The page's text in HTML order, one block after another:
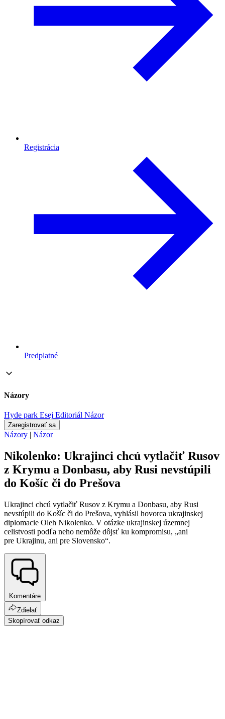
Registrácia
Predplatné
Názory
Hyde park Esej Editoriál Názor
Zaregistrovať sa
Názory | Názor
Nikolenko: Ukrajinci chcú vytlačiť Rusov
z Krymu a Donbasu, aby Rusi nevstúpili
do Košíc či do Prešova
Ukrajinci chcú vytlačiť Rusov z Krymu a Donbasu, aby Rusi
nevstúpili do Košíc či do Prešova, vyhlásil hovorca ukrajinskej
diplomacie Oleh Nikolenko. V otázke ukrajinskej územnej
celistvosti podľa neho nemôže dôjsť ku kompromisu, „ani
pre Ukrajinu, ani pre Slovensko“.
Komentáre
Zdielať
Skopírovať odkaz